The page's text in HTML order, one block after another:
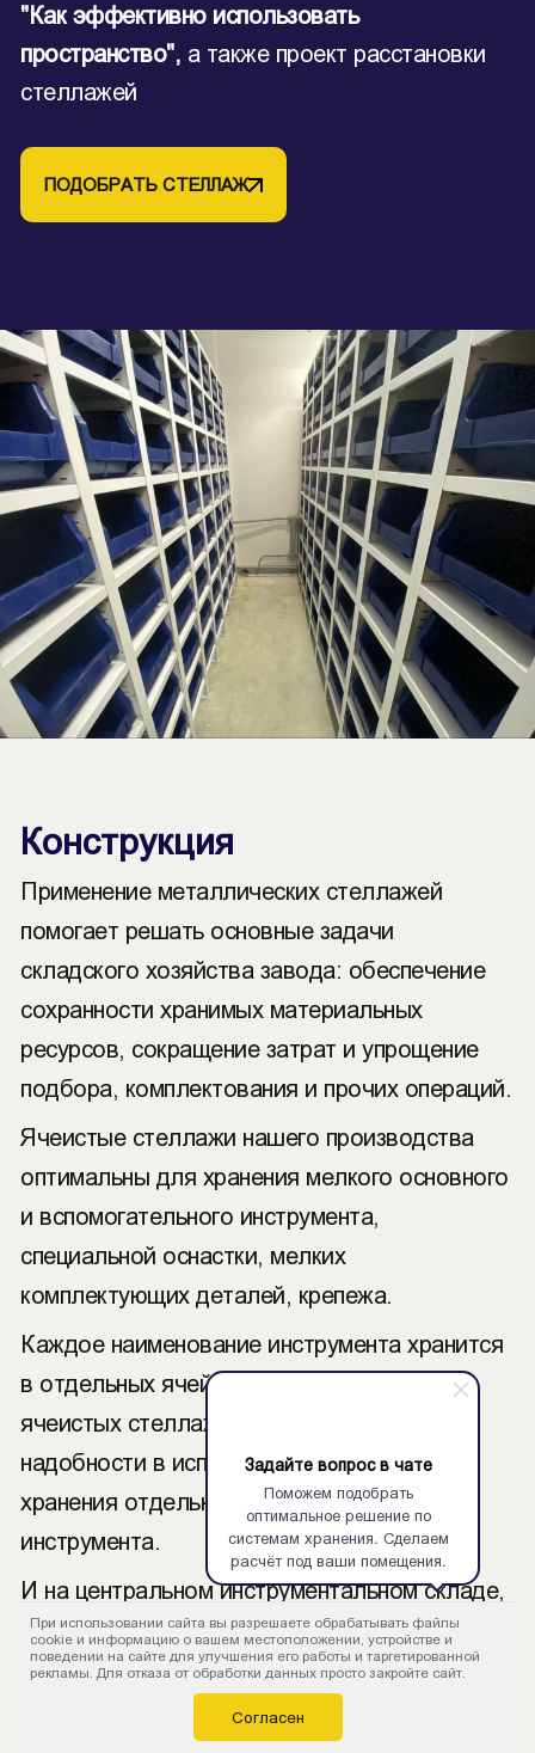
Задайте вопрос в чате
Поможем подобрать
оптимальное решение по
системам хранения. Сделаем
расчёт под ваши помещения.
"Как эффективно использовать
пространство", а также проект расстановки
стеллажей
ПОДОБРАТЬ СТЕЛЛАЖ
Конструкция
Применение металлических стеллажей
помогает решать основные задачи
складского хозяйства завода: обеспечение
сохранности хранимых материальных
ресурсов, сокращение затрат и упрощение
подбора, комплектования и прочих операций.
Ячеистые стеллажи нашего производства
оптимальны для хранения мелкого основного
и вспомогательного инструмента,
специальной оснастки, мелких
комплектующих деталей, крепежа.
Каждое наименование инструмента хранится
в отдельных ячейках, при использовании
ячеистых стеллажей ящики нет особой
надобности в использовании ящиков для
хранения отдельных наименований
инструмента.
И на центральном инструментальном складе,
в ИРК хранение в отдельных ячейках
способствует организации простого и четкого
учета. В ИРК упрощается подбор комплекта
При использовании сайта вы разрешаете обрабатывать файлы
cookie и информацию о вашем местоположении, устройстве и
поведении на сайте для улучшения его работы и таргетированной
рекламы. Для отказа от обработки данных просто закройте сайт.
Согласен